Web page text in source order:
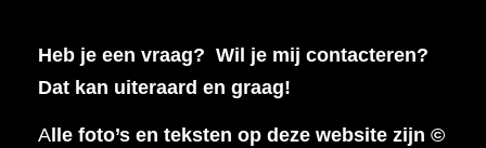
Heb je een vraag? Wil je mij contacteren?
Dat kan uiteraard en graag!
A lle foto’s en teksten op deze website zijn ©